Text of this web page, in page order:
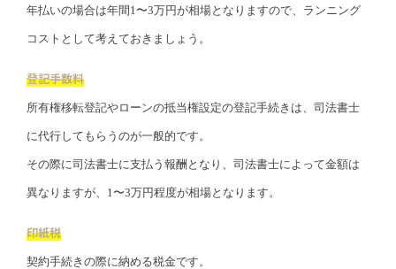
年払いの場合は年間1〜3万円が相場となりますので、ランニング
コストとして考えておきましょう。
登記手数料
所有権移転登記やローンの抵当権設定の登記手続きは、司法書士
に代行してもらうのが一般的です。
その際に司法書士に支払う報酬となり、司法書士によって金額は
異なりますが、1〜3万円程度が相場となります。
印紙税
契約手続きの際に納める税金です。